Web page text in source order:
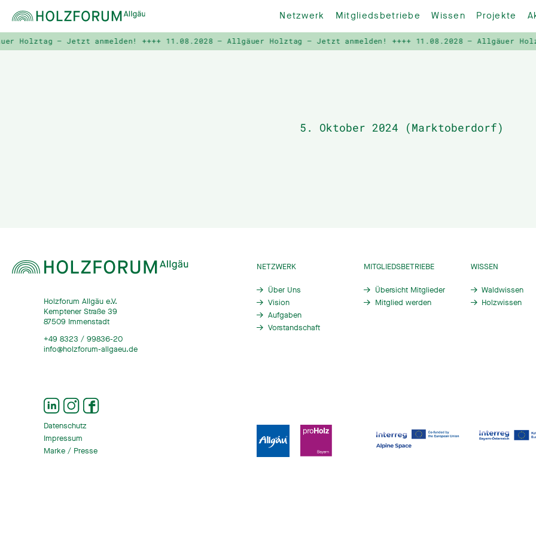
Netzwerk Mitgliedsbetriebe Wissen Projekte
Holztag – Jetzt anmelden! ++++11.08.2028 – Allgäuer Holztag – Jetzt anmelden! ++++11.08.2028 – Allgäuer
5. Oktober 2024 (Marktoberdorf)
Holzforum Allgäu e.V.
Kemptener Straße 39
87509 Immenstadt
+49 8323 / 99836-20
info@holzforum-allgaeu.de
Datenschutz
Impressum
Marke / Presse
NETZWERK
Über Uns
Vision
Aufgaben
Vorstandschaft
MITGLIEDSBETRIEBE
Übersicht Mitglieder
Mitglied werden
WISSEN
Waldwissen
Holzwissen